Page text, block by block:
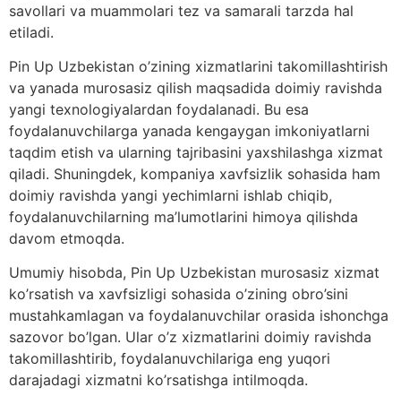
savollari va muammolari tez va samarali tarzda hal
etiladi.
Pin Up Uzbekistan o’zining xizmatlarini takomillashtirish
va yanada murosasiz qilish maqsadida doimiy ravishda
yangi texnologiyalardan foydalanadi. Bu esa
foydalanuvchilarga yanada kengaygan imkoniyatlarni
taqdim etish va ularning tajribasini yaxshilashga xizmat
qiladi. Shuningdek, kompaniya xavfsizlik sohasida ham
doimiy ravishda yangi yechimlarni ishlab chiqib,
foydalanuvchilarning ma’lumotlarini himoya qilishda
davom etmoqda.
Umumiy hisobda, Pin Up Uzbekistan murosasiz xizmat
ko’rsatish va xavfsizligi sohasida o’zining obro’sini
mustahkamlagan va foydalanuvchilar orasida ishonchga
sazovor bo’lgan. Ular o’z xizmatlarini doimiy ravishda
takomillashtirib, foydalanuvchilariga eng yuqori
darajadagi xizmatni ko’rsatishga intilmoqda.